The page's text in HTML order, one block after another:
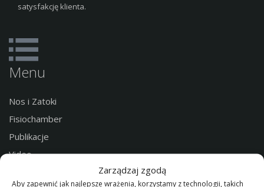
Zarządzaj zgodą
Aby zapewnić jak najlepsze wrażenia, korzystamy z technologii, takich
satysfakcję klienta.
Menu
Nos i Zatoki
Fisiochamber
Publikacje
Video